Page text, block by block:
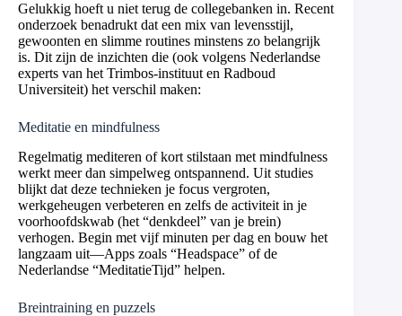
Gelukkig hoeft u niet terug de collegebanken in. Recent
onderzoek benadrukt dat een mix van levensstijl,
gewoonten en slimme routines minstens zo belangrijk
is. Dit zijn de inzichten die (ook volgens Nederlandse
experts van het Trimbos-instituut en Radboud
Universiteit) het verschil maken:
Meditatie en mindfulness
Regelmatig mediteren of kort stilstaan met mindfulness
werkt meer dan simpelweg ontspannend. Uit studies
blijkt dat deze technieken je focus vergroten,
werkgeheugen verbeteren en zelfs de activiteit in je
voorhoofdskwab (het “denkdeel” van je brein)
verhogen. Begin met vijf minuten per dag en bouw het
langzaam uit—Apps zoals “Headspace” of de
Nederlandse “MeditatieTijd” helpen.
Breintraining en puzzels